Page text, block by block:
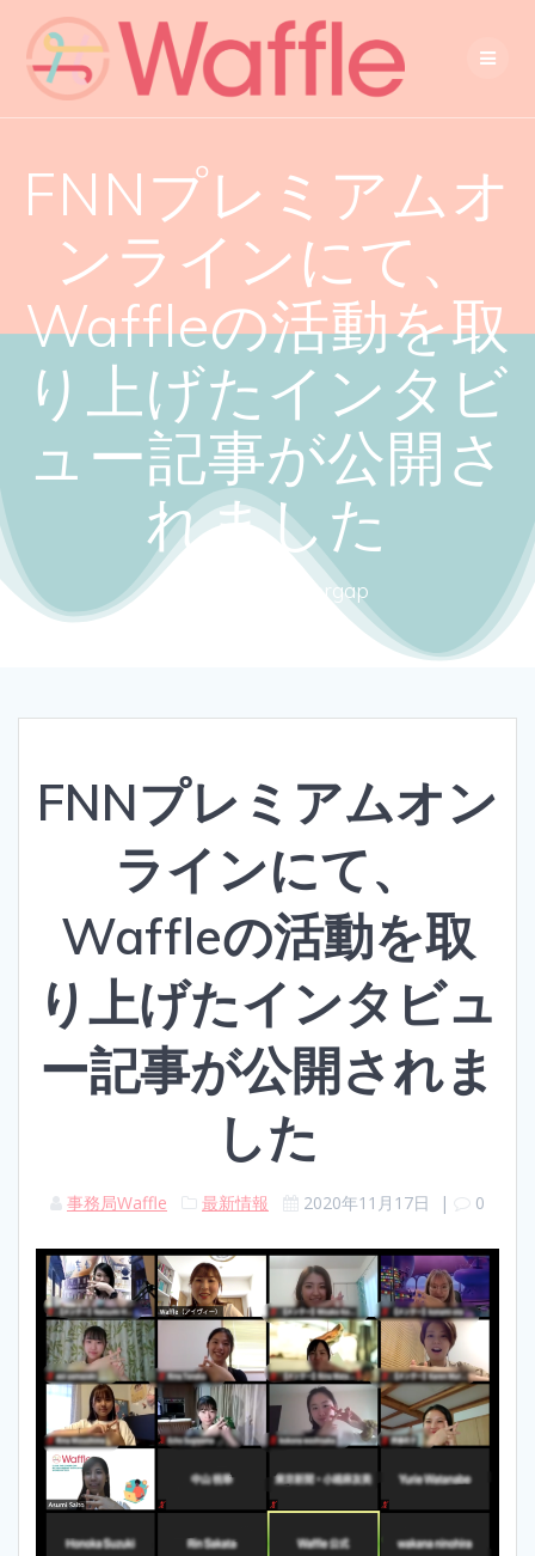
FNNプレミアムオ
ンラインにて、
Waffleの活動を取
り上げたインタビ
ュー記事が公開さ
れました
Close the gendergap
FNNプレミアムオン
ラインにて、
Waffleの活動を取
り上げたインタビュ
ー記事が公開されま
した
事務局Waffle 最新情報 2020年11月17日 | 0